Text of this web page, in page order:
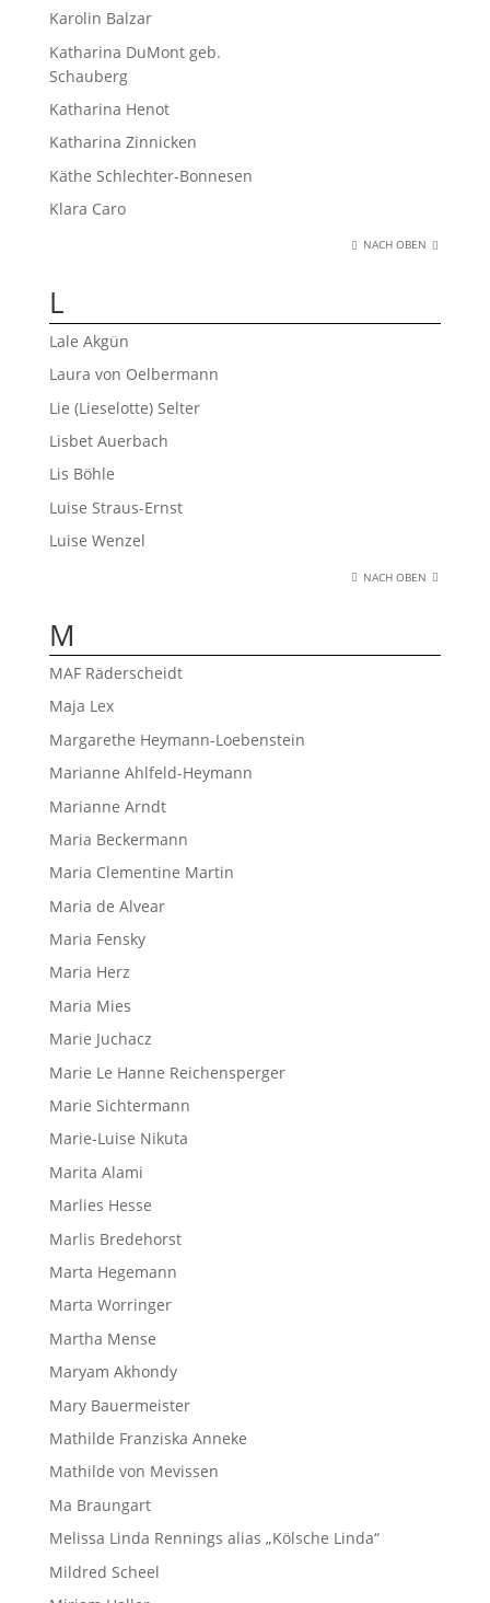
Karolin Balzar
Katharina DuMont geb.
Schauberg
Katharina Henot
Katharina Zinnicken
Käthe Schlechter-Bonnesen
Klara Caro
NACH OBEN
L
Lale Akgün
Laura von Oelbermann
Lie (Lieselotte) Selter
Lisbet Auerbach
Lis Böhle
Luise Straus-Ernst
Luise Wenzel
NACH OBEN
M
MAF Räderscheidt
Maja Lex
Margarethe Heymann-Loebenstein
Marianne Ahlfeld-Heymann
Marianne Arndt
Maria Beckermann
Maria Clementine Martin
Maria de Alvear
Maria Fensky
Maria Herz
Maria Mies
Marie Juchacz
Marie Le Hanne Reichensperger
Marie Sichtermann
Marie-Luise Nikuta
Marita Alami
Marlies Hesse
Marlis Bredehorst
Marta Hegemann
Marta Worringer
Martha Mense
Maryam Akhondy
Mary Bauermeister
Mathilde Franziska Anneke
Mathilde von Mevissen
Ma Braungart
Melissa Linda Rennings alias „Kölsche Linda“
Mildred Scheel